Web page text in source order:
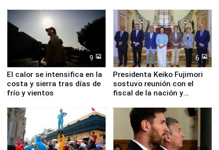
9
El calor se intensifica en la
costa y sierra tras días de
frío y vientos
6
Presidenta Keiko Fujimori
sostuvo reunión con el
fiscal de la nación y